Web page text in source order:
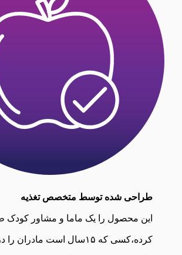
طراحی شده توسط متخصص تغذیه
این محصول را یک ماما و مشاور
کرده،کسی که ۱۵سال است مادران